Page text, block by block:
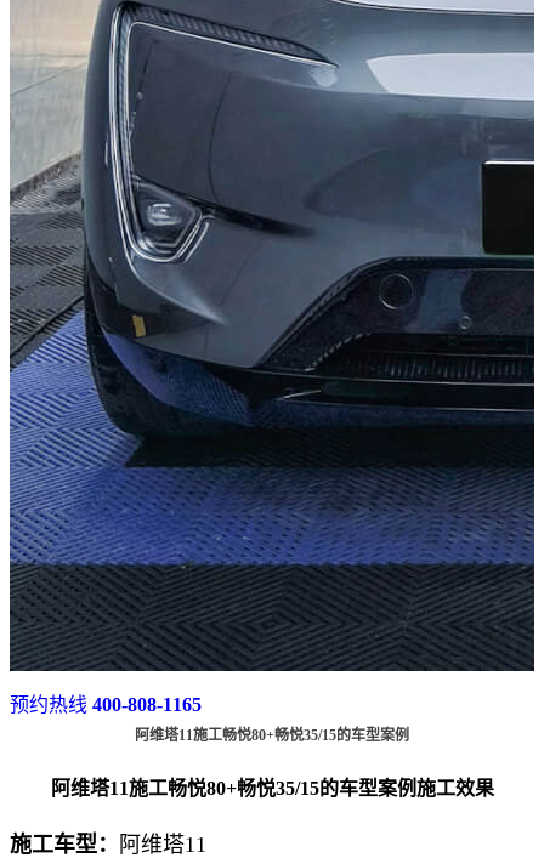
预约热线 400-808-1165
阿维塔11施工畅悦80+畅悦35/15的车型案例
阿维塔11施工畅悦80+畅悦35/15的车型案例施工效果
施工车型： 阿维塔11